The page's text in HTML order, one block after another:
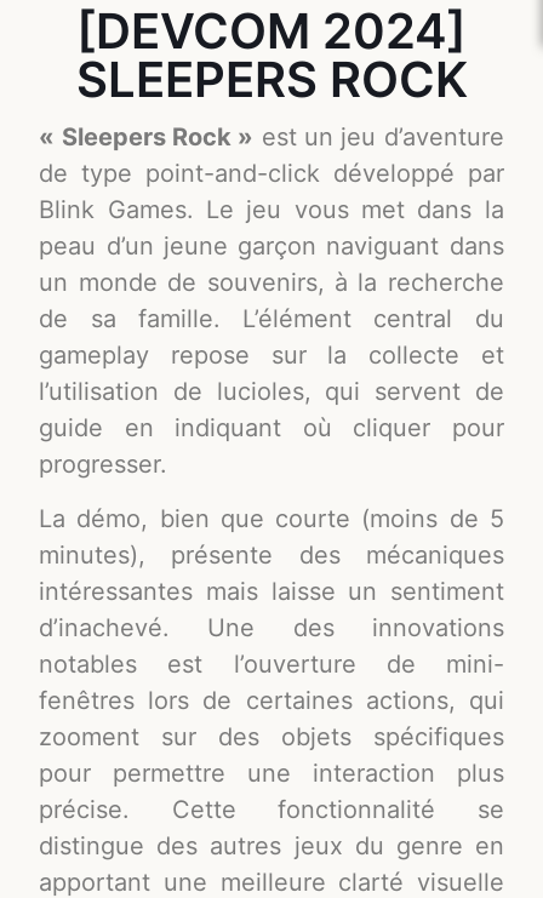
[DEVCOM 2024]
SLEEPERS ROCK
« Sleepers Rock » est un jeu d’aventure
de type point-and-click développé par
Blink Games. Le jeu vous met dans la
peau d’un jeune garçon naviguant dans
un monde de souvenirs, à la recherche
de sa famille. L’élément central du
gameplay repose sur la collecte et
l’utilisation de lucioles, qui servent de
guide en indiquant où cliquer pour
progresser.
La démo, bien que courte (moins de 5
minutes), présente des mécaniques
intéressantes mais laisse un sentiment
d’inachevé. Une des innovations
notables est l’ouverture de mini-
fenêtres lors de certaines actions, qui
zooment sur des objets spécifiques
pour permettre une interaction plus
précise. Cette fonctionnalité se
distingue des autres jeux du genre en
apportant une meilleure clarté visuelle